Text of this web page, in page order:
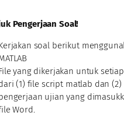
Pengerjaan Soal!
soal berikut
yang dikerjakan untuk
(1) file script matlab dan
ujian yang
Word.